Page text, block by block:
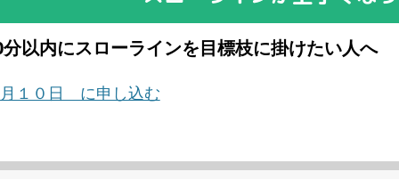
以内にスローラインを目標枝に掛けたい人へ
１０日 に申し込む